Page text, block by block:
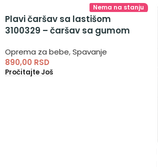
Nema na stanju
Plavi čaršav sa lastišom
3100329 – čaršav sa gumom
Oprema za bebe,Spavanje
890,00 RSD
Pročitajte Još